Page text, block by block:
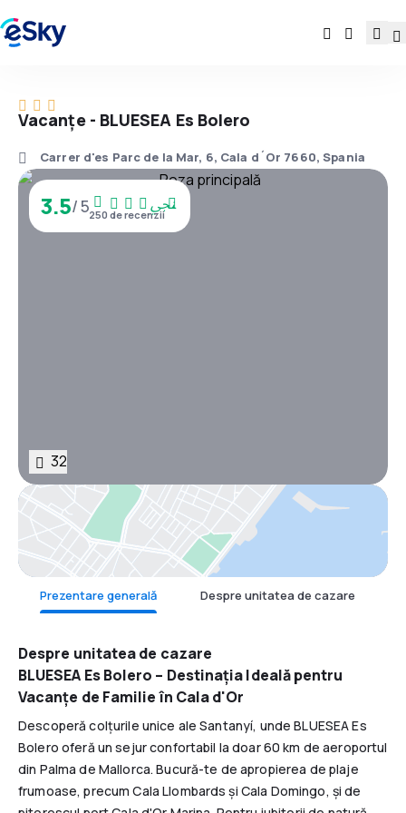
Vacanţe - BLUESEA Es Bolero
Carrer d'es Parc de la Mar, 6, Cala d´Or 7660, Spania
3.5/ 5250 de recenzii
32
Hartă
Prezentare generală Despre unitatea de cazare
Despre unitatea de cazare
BLUESEA Es Bolero – Destinația Ideală pentru
Vacanțe de Familie în Cala d'Or
Descoperă colțurile unice ale Santanyí, unde BLUESEA Es
Bolero oferă un sejur confortabil la doar 60 km de aeroportul
din Palma de Mallorca. Bucură-te de apropierea de plaje
frumoase, precum Cala Llombards și Cala Domingo, și de